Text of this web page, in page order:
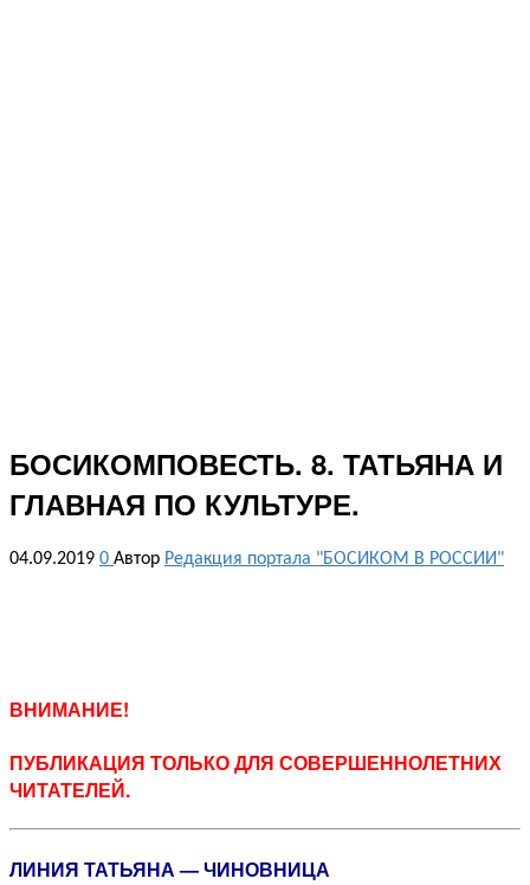
БОСИКОМПОВЕСТЬ. 8. ТАТЬЯНА И
ГЛАВНАЯ ПО КУЛЬТУРЕ.
04.09.2019 0 Автор Редакция портала "БОСИКОМ В РОССИИ"
ВНИМАНИЕ!
ПУБЛИКАЦИЯ ТОЛЬКО ДЛЯ СОВЕРШЕННОЛЕТНИХ
ЧИТАТЕЛЕЙ.
ЛИНИЯ ТАТЬЯНА — ЧИНОВНИЦА